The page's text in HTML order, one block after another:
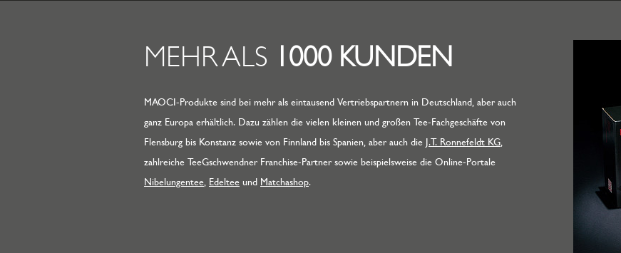
MEHR ALS 1000 KUNDEN
MAOCI-Produkte sind bei mehr als eintausend Vertriebspartnern in Deutschland, aber auch
ganz Europa erhältlich. Dazu zählen die vielen kleinen und großen Tee-Fachgeschäfte von
Flensburg bis Konstanz sowie von Finnland bis Spanien, aber auch die J.T. Ronnefeldt KG
zahlreiche TeeGschwendner Franchise-Partner sowie beispielsweise die Online-Portale
Nibelungentee Edeltee und Matchashop.